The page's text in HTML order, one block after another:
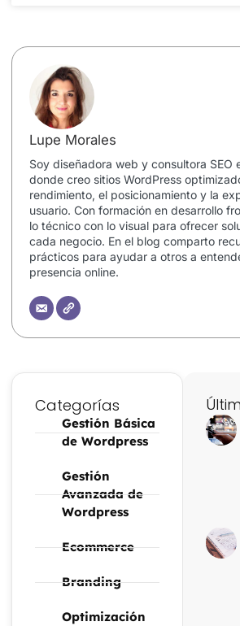
Lupe Morales
Soy diseñadora web y consultora SEO
donde creo sitios WordPress
rendimiento, el posicionamiento y la
usuario. Con formación en desarrollo
lo técnico con lo visual para ofrecer
cada negocio. En el blog comparto
prácticos para ayudar a otros a
presencia online.
Categorías
Gestión Básica
de Wordpress
Gestión
Avanzada de
Wordpress
Ecommerce
Branding
Optimización